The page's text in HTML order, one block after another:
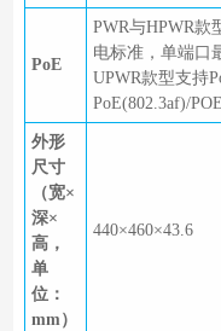
PoE
PWR与HPWR款
电标准，单端口
UPWR款型支持
PoE(802.3af)/
外形
尺寸
（宽×
深×
高，
单
位：
mm）
440×460×43.6